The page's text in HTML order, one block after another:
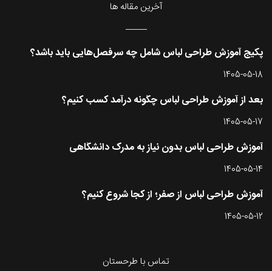
آخرین مقاله ها
پکیج آموزش طراحی لباس شامل چه سرفصل‌هایی باید باشد؟
1405-05-18
بعد از آموزش طراحی لباس چگونه درآمد کسب کنیم؟
1405-05-17
آموزش طراحی لباس بدون نیاز به مدرک دانشگاهی
1405-05-14
آموزش طراحی لباس از صفر؛ از کجا شروع کنیم؟
1405-05-12
تماس با طرحستان